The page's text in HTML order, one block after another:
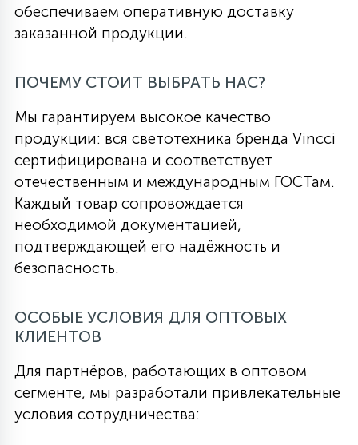
обеспечиваем оперативную доставку
заказанной продукции.
ПОЧЕМУ СТОИТ ВЫБРАТЬ НАС?
Мы гарантируем высокое качество
продукции: вся светотехника бренда Vincci
сертифицирована и соответствует
отечественным и международным ГОСТам.
Каждый товар сопровождается
необходимой документацией,
подтверждающей его надёжность и
безопасность.
ОСОБЫЕ УСЛОВИЯ ДЛЯ ОПТОВЫХ
КЛИЕНТОВ
Для партнёров, работающих в оптовом
сегменте, мы разработали привлекательные
условия сотрудничества: